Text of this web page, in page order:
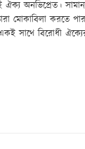
অনভিপ্রেত।
মোকাবিলা করতে
সাথে বিরোধী